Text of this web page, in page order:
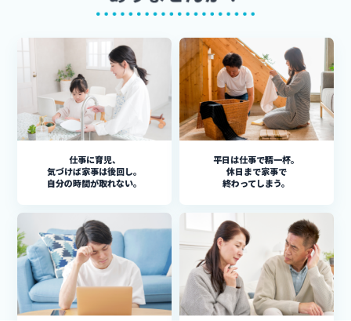
仕事に育児、
気づけば家事は後回し。
自分の時間が取れない。
平日は仕事で精一杯。
休日まで家事で
終わってしまう。